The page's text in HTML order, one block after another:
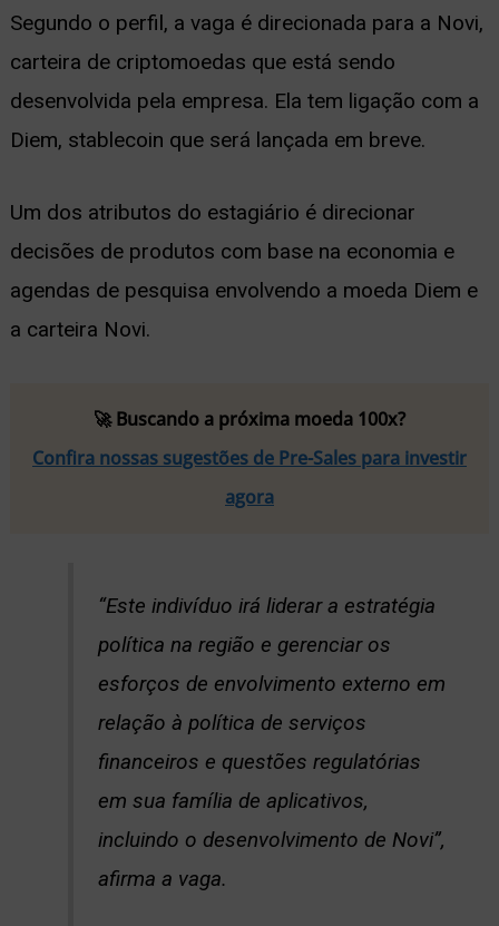
Segundo o perfil, a vaga é direcionada para a Novi,
carteira de criptomoedas que está sendo
desenvolvida pela empresa. Ela tem ligação com a
Diem, stablecoin que será lançada em breve.
Um dos atributos do estagiário é direcionar
decisões de produtos com base na economia e
agendas de pesquisa envolvendo a moeda Diem e
a carteira Novi.
🚀 Buscando a próxima moeda 100x?
Confira nossas sugestões de Pre-Sales para investir
agora
“Este indivíduo irá liderar a estratégia
política na região e gerenciar os
esforços de envolvimento externo em
relação à política de serviços
financeiros e questões regulatórias
em sua família de aplicativos,
incluindo o desenvolvimento de Novi”,
afirma a vaga.